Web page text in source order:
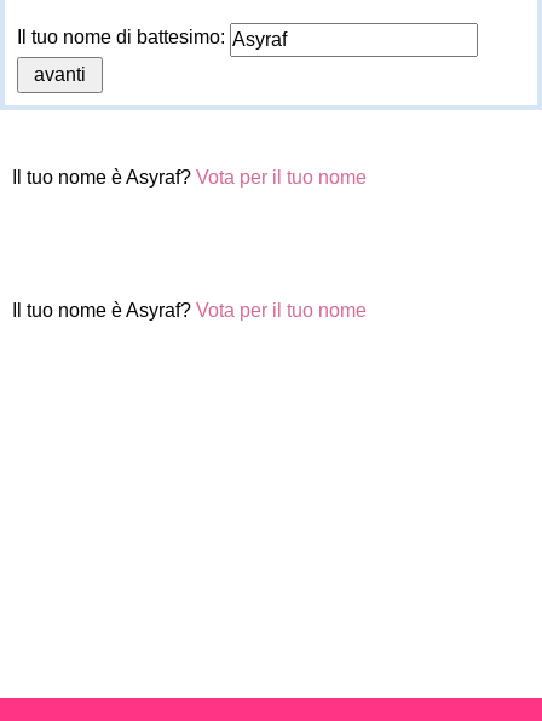
Il tuo nome di battesimo:
Il tuo nome è Asyraf? Vota per il tuo nome
Il tuo nome è Asyraf? Vota per il tuo nome